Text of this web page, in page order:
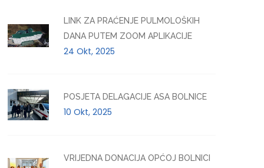
LINK ZA PRAĆENJE PULMOLOŠKIH
DANA PUTEM ZOOM APLIKACIJE
24 Okt, 2025
POSJETA DELAGACIJE ASA BOLNICE
10 Okt, 2025
VRIJEDNA DONACIJA OPĆOJ BOLNICI